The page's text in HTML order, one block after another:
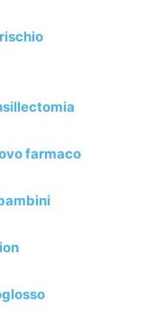
farmaco